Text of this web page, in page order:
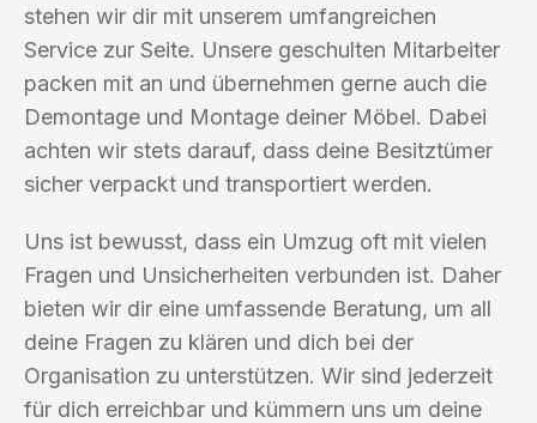
stehen wir dir mit unserem umfangreichen
Service zur Seite. Unsere geschulten Mitarbeiter
packen mit an und übernehmen gerne auch die
Demontage und Montage deiner Möbel. Dabei
achten wir stets darauf, dass deine Besitztümer
sicher verpackt und transportiert werden.
Uns ist bewusst, dass ein Umzug oft mit vielen
Fragen und Unsicherheiten verbunden ist. Daher
bieten wir dir eine umfassende Beratung, um all
deine Fragen zu klären und dich bei der
Organisation zu unterstützen. Wir sind jederzeit
für dich erreichbar und kümmern uns um deine